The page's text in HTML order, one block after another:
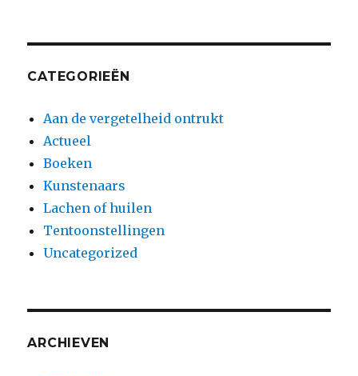
CATEGORIEËN
Aan de vergetelheid ontrukt
Actueel
Boeken
Kunstenaars
Lachen of huilen
Tentoonstellingen
Uncategorized
ARCHIEVEN